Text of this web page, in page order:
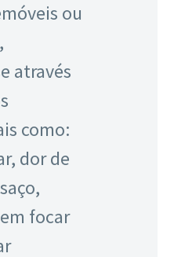
ou
através
como:
dor de
focar